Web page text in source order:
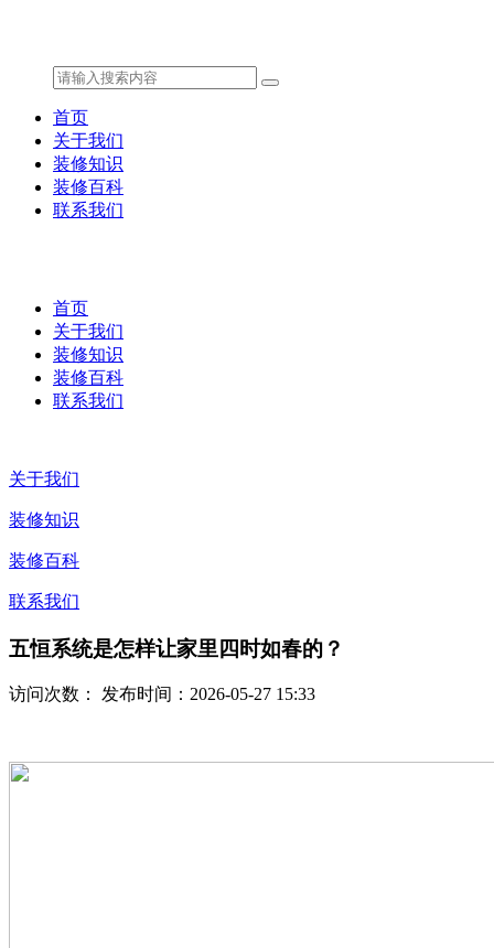
首页
关于我们
装修知识
装修百科
联系我们
首页
关于我们
装修知识
装修百科
联系我们
关于我们
装修知识
装修百科
联系我们
五恒系统是怎样让家里四时如春的？
访问次数： 发布时间：2026-05-27 15:33